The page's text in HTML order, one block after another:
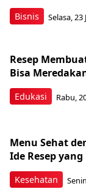
Bisnis Selasa, 23
Edukasi
Resep
Bisa
Rabu,
Kesehatan
Menu Sehat
Ide Resep